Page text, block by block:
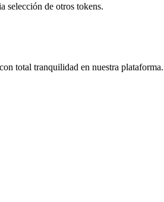
selección de otros tokens.
total tranquilidad en nuestra plataforma.